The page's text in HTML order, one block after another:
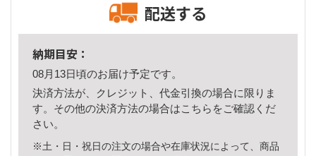
配送する
納期目安：
08月13日頃のお届け予定です。
決済方法が、クレジット、代金引換の場合に限りま
す。その他の決済方法の場合はこちら をご確認くだ
さい。
※土・日・祝日の注文の場合や在庫状況によって、商品